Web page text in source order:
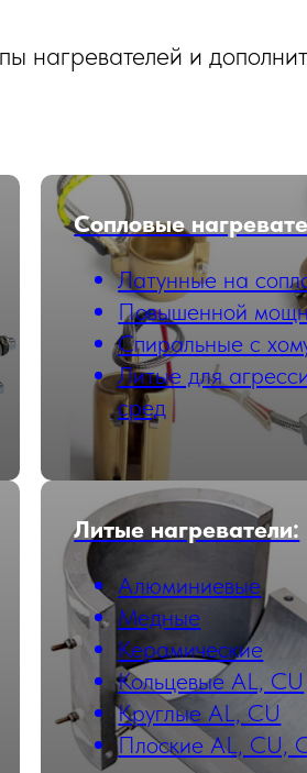
нагревателей и
Сопловые
Латунные на
Повышенной
Cпиральные с
Литые для
сред
Литые нагреватели:
Алюминиевые
Медные
Керамические
Кольцевые AL, CU
Круглые AL, CU
Плоские AL, CU,